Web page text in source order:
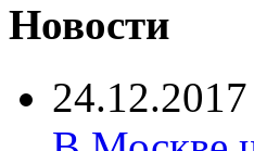
Новости
24.12.2017